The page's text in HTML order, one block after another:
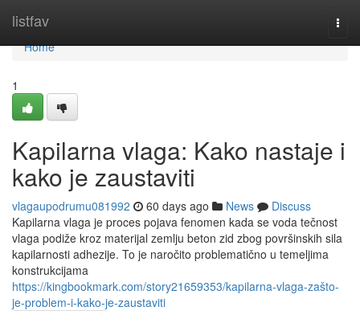
listfav
Home
Home
1
Kapilarna vlaga: Kako nastaje i
kako je zaustaviti
vlagaupodrumu081992 60 days ago News
Discuss
Kapilarna vlaga je proces pojava fenomen kada se voda tečnost
vlaga podiže kroz materijal zemlju beton zid zbog površinskih sila
kapilarnosti adhezije. To je naročito problematično u temeljima
konstrukcijama
https://kingbookmark.com/story21659353/kapilarna-vlaga-zašto-
je-problem-i-kako-je-zaustaviti